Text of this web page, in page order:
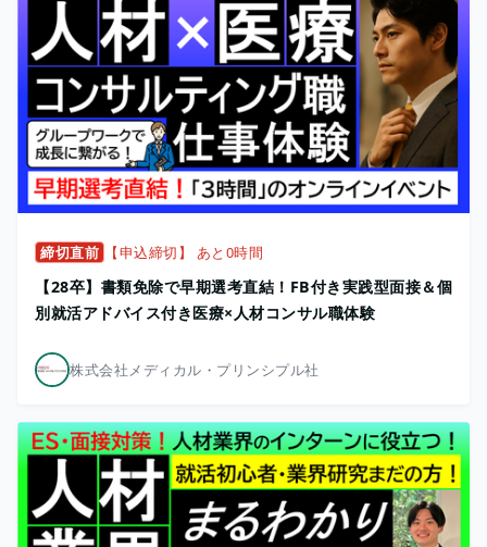
締切直前 【申込締切】 あと0時間
【28卒】書類免除で早期選考直結！FB付き実践型面接＆個
別就活アドバイス付き医療×人材コンサル職体験
株式会社メディカル・プリンシプル社